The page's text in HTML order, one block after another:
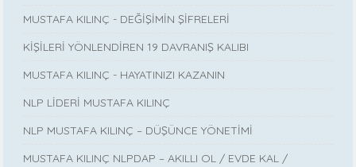
MUSTAFA KILINÇ - DEĞİŞİMİN ŞİFRELERİ
KİŞİLERİ YÖNLENDİREN 19 DAVRANIŞ KALIBI
MUSTAFA KILINÇ - HAYATINIZI KAZANIN
NLP LİDERİ MUSTAFA KILINÇ
NLP MUSTAFA KILINÇ – DÜŞÜNCE YÖNETİMİ
MUSTAFA KILINÇ NLPDAP – AKILLI OL / EVDE KAL /